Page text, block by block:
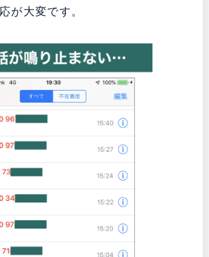
が大変です。